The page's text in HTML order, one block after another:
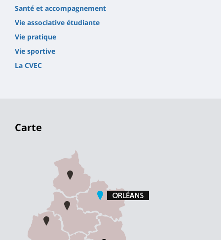
Santé et accompagnement
Vie associative étudiante
Vie pratique
Vie sportive
La CVEC
Carte